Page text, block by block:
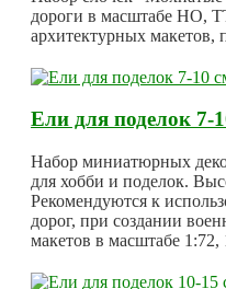
дороги в масштабе HO,
архитектурных макетов,
Ели для поделок 7-
Набор миниатюрных
для хобби и поделок.
Рекомендуются к
дорог, при создании
макетов в масштабе 1:72,